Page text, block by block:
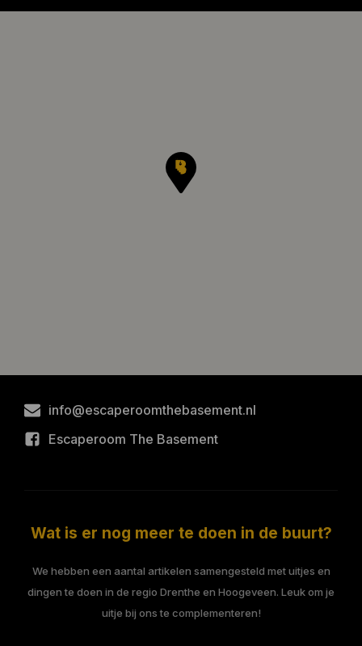
info@escaperoomthebasement.nl
Escaperoom The Basement
Wat is er nog meer te doen in de buurt?
We hebben een aantal artikelen samengesteld met uitjes en
dingen te doen in de regio Drenthe en Hoogeveen. Leuk om je
uitje bij ons te complementeren!